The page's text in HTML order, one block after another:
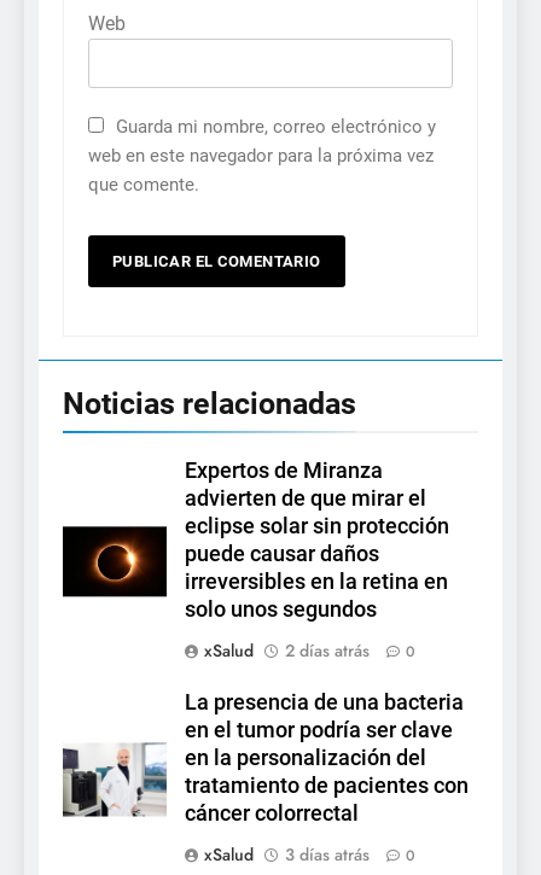
Web
Guarda mi nombre, correo electrónico y
web en este navegador para la próxima vez
que comente.
Noticias relacionadas
Expertos de Miranza
advierten de que mirar el
eclipse solar sin protección
puede causar daños
irreversibles en la retina en
solo unos segundos
xSalud
2 días atrás 0
La presencia de una bacteria
en el tumor podría ser clave
en la personalización del
tratamiento de pacientes con
cáncer colorrectal
xSalud
3 días atrás 0